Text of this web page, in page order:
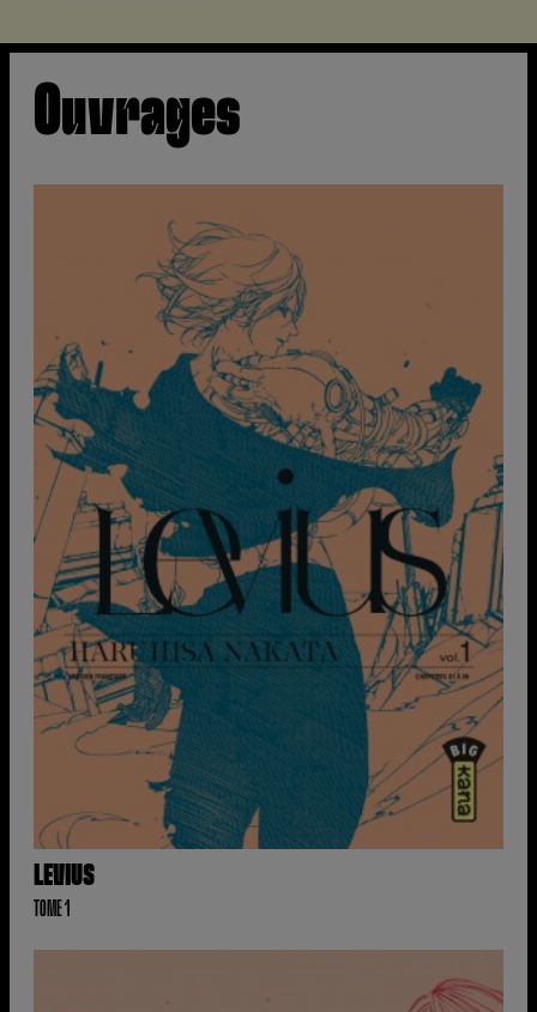
Ouvrages
LEVIUS
TOME 1